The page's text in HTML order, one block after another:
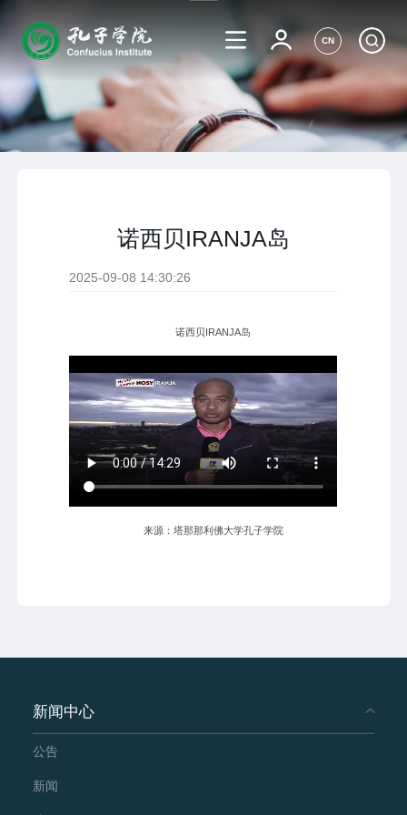
CN
诺西贝IRANJA岛
2025-09-08 14:30:26
诺西贝IRANJA岛
来源：塔那那利佛大学孔子学院
新闻中心
公告
新闻